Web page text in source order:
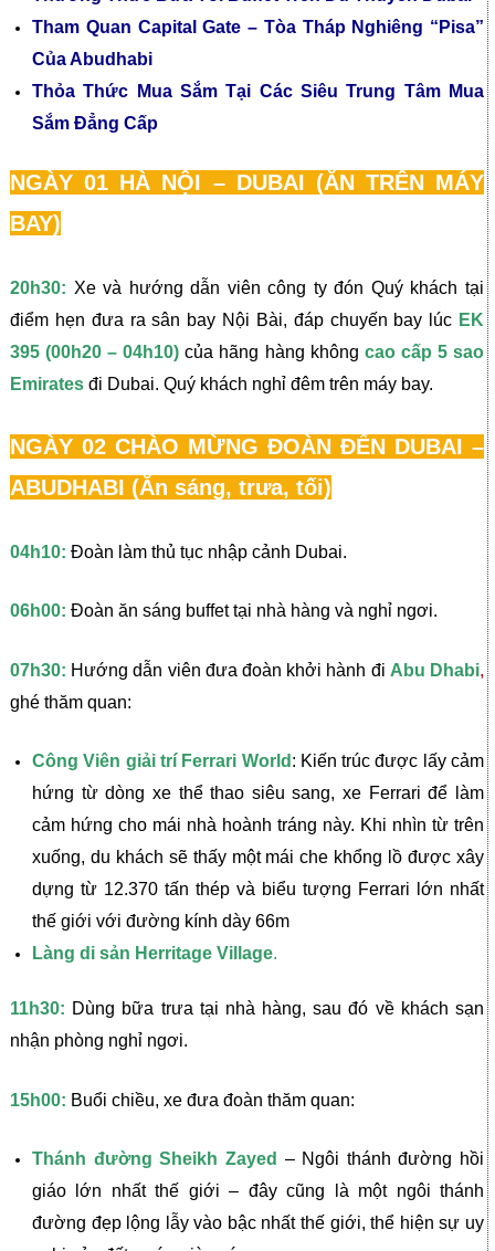
Tham Quan Capital Gate – Tòa Tháp Nghiêng “Pisa”
Của Abudhabi
Thỏa Thức Mua Sắm Tại Các Siêu Trung Tâm Mua
Sắm Đẳng Cấp
NGÀY 01 HÀ NỘI – DUBAI (ĂN TRÊN MÁY
BAY)
20h30: Xe và hướng dẫn viên công ty đón Quý khách tại
điểm hẹn đưa ra sân bay Nội Bài, đáp chuyến bay lúc EK
395 (00h20 – 04h10) của hãng hàng không cao cấp 5 sao
Emirates đi Dubai. Quý khách nghỉ đêm trên máy bay.
NGÀY 02 CHÀO MỪNG ĐOÀN ĐẾN DUBAI –
ABUDHABI (Ăn sáng, trưa, tối)
04h10: Đoàn làm thủ tục nhập cảnh Dubai.
06h00: Đoàn ăn sáng buffet tại nhà hàng và nghỉ ngơi.
07h30: Hướng dẫn viên đưa đoàn khởi hành đi Abu Dhabi,
ghé thăm quan:
Công Viên giải trí Ferrari World : Kiến trúc được lấy cảm
hứng từ dòng xe thể thao siêu sang, xe Ferrari để làm
cảm hứng cho mái nhà hoành tráng này. Khi nhìn từ trên
xuống, du khách sẽ thấy một mái che khổng lồ được xây
dựng từ 12.370 tấn thép và biểu tượng Ferrari lớn nhất
thế giới với đường kính dày 66m
Làng di sản Herritage Village.
11h30: Dùng bữa trưa tại nhà hàng, sau đó về khách sạn
nhận phòng nghỉ ngơi.
15h00: Buổi chiều, xe đưa đoàn thăm quan:
Thánh đường Sheikh Zayed – Ngôi thánh đường hồi
giáo lớn nhất thế giới – đây cũng là một ngôi thánh
đường đẹp lộng lẫy vào bậc nhất thế giới, thể hiện sự uy